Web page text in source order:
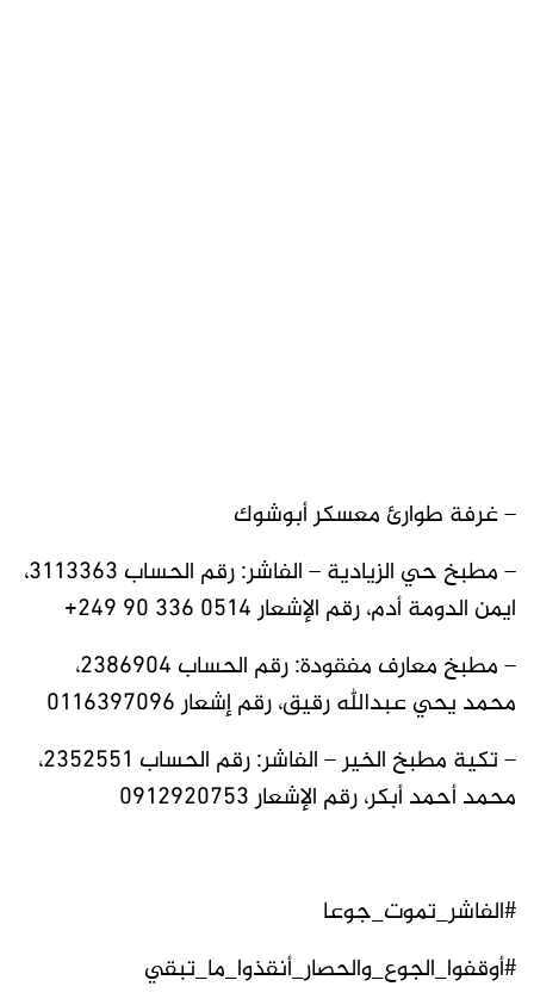
– غرفة طوارئ معسكر أبوشوك
– مطبخ حي الزيادية – الفاشر: رقم الحساب 3113363،
ايمن الدومة أدم، رقم الإشعار ‎+249 90 336 0514
– مطبخ معارف مفقودة: رقم الحساب 2386904،
محمد يحي عبدالله رقيق، رقم إشعار 0116397096
– تكية مطبخ الخير – الفاشر: رقم الحساب 2352551،
محمد أحمد أبكر، رقم الإشعار 0912920753
#الفاشر_تموت_جوعا
#أوقفوا_الجوع_والحصار_أنقذوا_ما_تبقي